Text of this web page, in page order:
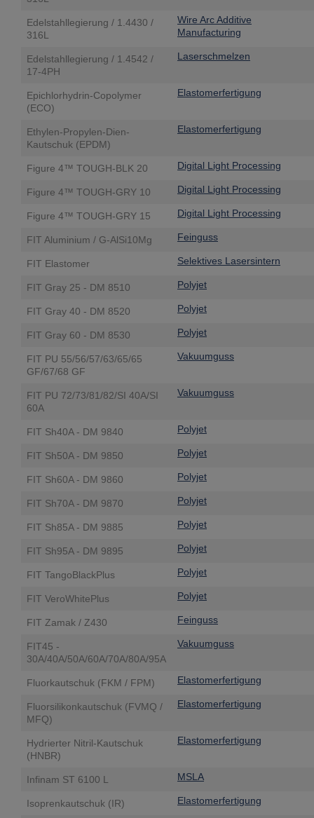
Edelstahllegierung / 1.4430 /
316L
Wire Arc Additive
Manufacturing
Edelstahllegierung / 1.4542 /
17-4PH
Laserschmelzen
Epichlorhydrin-Copolymer
(ECO)
Elastomerfertigung
Ethylen-Propylen-Dien-
Kautschuk (EPDM)
Elastomerfertigung
Figure 4™ TOUGH-BLK 20 Digital Light Processing
Figure 4™ TOUGH-GRY 10 Digital Light Processing
Figure 4™ TOUGH-GRY 15 Digital Light Processing
FIT Aluminium / G-AlSi10Mg Feinguss
FIT Elastomer Selektives Lasersintern
FIT Gray 25 - DM 8510 Polyjet
FIT Gray 40 - DM 8520 Polyjet
FIT Gray 60 - DM 8530 Polyjet
FIT PU 55/56/57/63/65/65
GF/67/68 GF
Vakuumguss
FIT PU 72/73/81/82/SI 40A/SI
60A
Vakuumguss
FIT Sh40A - DM 9840 Polyjet
FIT Sh50A - DM 9850 Polyjet
FIT Sh60A - DM 9860 Polyjet
FIT Sh70A - DM 9870 Polyjet
FIT Sh85A - DM 9885 Polyjet
FIT Sh95A - DM 9895 Polyjet
FIT TangoBlackPlus Polyjet
FIT VeroWhitePlus Polyjet
FIT Zamak / Z430 Feinguss
FIT45 -
30A/40A/50A/60A/70A/80A/95A
Vakuumguss
Fluorkautschuk (FKM / FPM) Elastomerfertigung
Fluorsilikonkautschuk (FVMQ /
MFQ)
Elastomerfertigung
Hydrierter Nitril-Kautschuk
(HNBR)
Elastomerfertigung
Infinam ST 6100 L MSLA
Isoprenkautschuk (IR) Elastomerfertigung